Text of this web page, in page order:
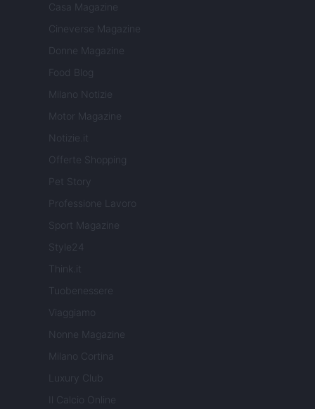
Casa Magazine
Cineverse Magazine
Donne Magazine
Food Blog
Milano Notizie
Motor Magazine
Notizie.it
Offerte Shopping
Pet Story
Professione Lavoro
Sport Magazine
Style24
Think.it
Tuobenessere
Viaggiamo
Nonne Magazine
Milano Cortina
Luxury Club
Il Calcio Online